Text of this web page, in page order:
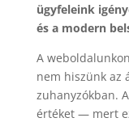
ügyfeleink
és a modern
A
nem hiszünk az
zuhanyzókban.
értéket — mert